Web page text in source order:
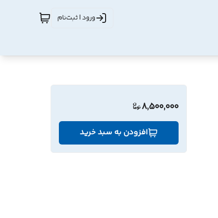
ورود | ثبت‌نام
8,500,000
افزودن به سبد خرید